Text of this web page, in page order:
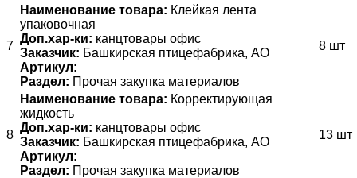
7
Наименование товара: Клейкая лента
упаковочная
Доп.хар-ки: канцтовары офис
Заказчик: Башкирская птицефабрика, АО
Артикул:
Раздел: Прочая закупка материалов
8 шт
8
Наименование товара: Корректирующая
жидкость
Доп.хар-ки: канцтовары офис
Заказчик: Башкирская птицефабрика, АО
Артикул:
Раздел: Прочая закупка материалов
13 шт